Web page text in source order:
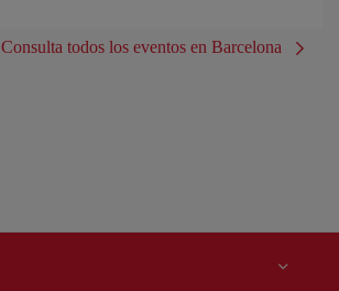
Consulta todos los eventos en Barcelona